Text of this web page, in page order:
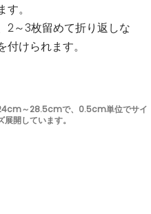
。
2～3枚留めて折り返しな
けられます。
～28.5cmで、0.5cm単位でサイ
展開しています。